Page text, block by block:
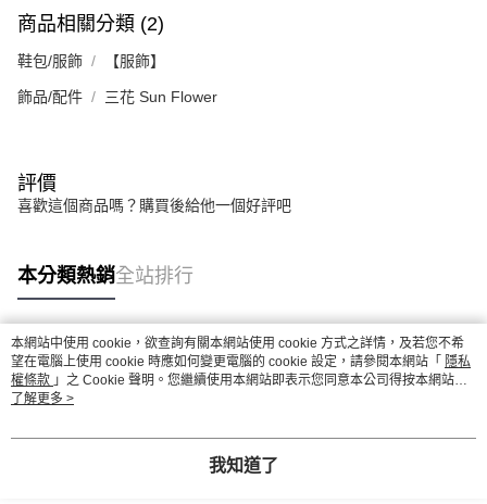
商品相關分類 (2)
鞋包/服飾 【服飾】
飾品/配件 三花 Sun Flower
評價
喜歡這個商品嗎？購買後給他一個好評吧
本分類熱銷全站排行
熱門標籤
本網站中使用 cookie，欲查詢有關本網站使用 cookie 方式之詳情，及若您不希
望在電腦上使用 cookie 時應如何變更電腦的 cookie 設定，請參閱本網站「 隱私
權條款 」之 Cookie 聲明。您繼續使用本網站即表示您同意本公司得按本網站使
用條款之 Cookie 聲明使用 cookie。
了解更多 >
我知道了